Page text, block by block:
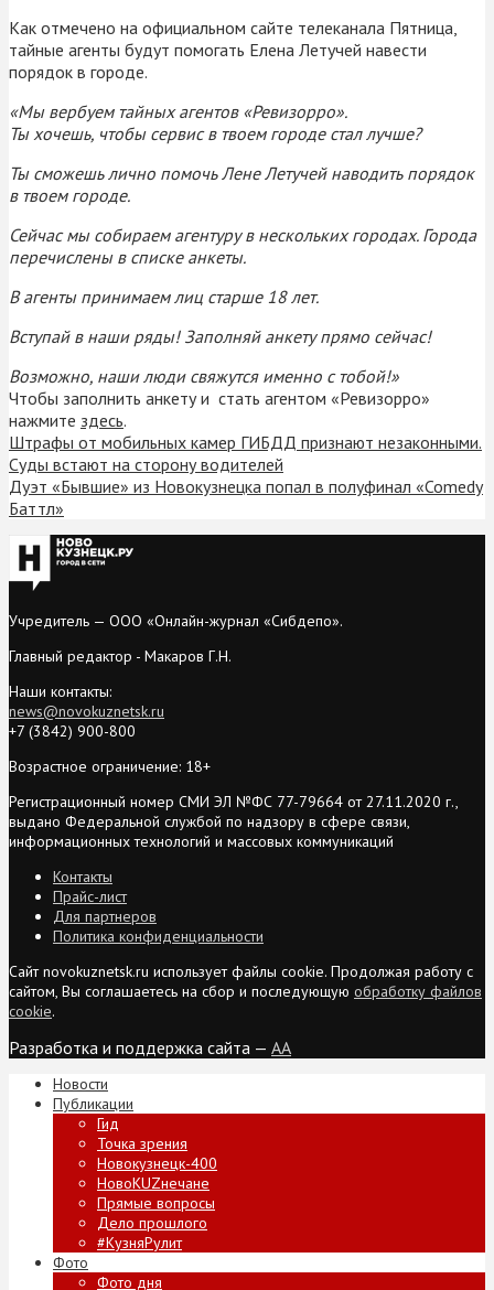
Как отмечено на официальном сайте телеканала Пятница,
тайные агенты будут помогать Елена Летучей навести
порядок в городе.
«Мы вербуем тайных агентов «Ревизорро».
Ты хочешь, чтобы сервис в твоем городе стал лучше?
Ты сможешь лично помочь Лене Летучей наводить порядок
в твоем городе.
Сейчас мы собираем агентуру в нескольких городах. Города
перечислены в списке анкеты.
В агенты принимаем лиц старше 18 лет.
Вступай в наши ряды! Заполняй анкету прямо сейчас!
Возможно, наши люди свяжутся именно с тобой!»
Чтобы заполнить анкету и стать агентом «Ревизорро»
нажмите здесь.
Штрафы от мобильных камер ГИБДД признают незаконными.
Суды встают на сторону водителей
Дуэт «Бывшие» из Новокузнецка попал в полуфинал «Comedy
Баттл»
Учредитель — ООО «Онлайн-журнал «Сибдепо».
Главный редактор - Макаров Г.Н.
Наши контакты:
news@novokuznetsk.ru
+7 (3842) 900-800
Возрастное ограничение: 18+
Регистрационный номер СМИ ЭЛ №ФС 77-79664 от 27.11.2020 г.,
выдано Федеральной службой по надзору в сфере связи,
информационных технологий и массовых коммуникаций
Контакты
Прайс-лист
Для партнеров
Политика конфиденциальности
Сайт novokuznetsk.ru использует файлы cookie. Продолжая работу с
сайтом, Вы соглашаетесь на сбор и последующую обработку файлов
cookie.
Разработка и поддержка сайта — AA
Новости
Публикации
Гид
Точка зрения
Новокузнецк-400
НовоKUZнечане
Прямые вопросы
Дело прошлого
#КузняРулит
Фото
Фото дня